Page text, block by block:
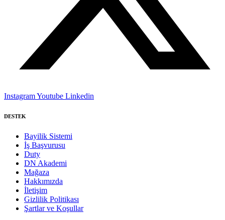
InstagramYoutube Linkedin
DESTEK
Bayilik Sistemi
İş Başvurusu
Duty
DN Akademi
Mağaza
Hakkımızda
İletişim
Gizlilik Politikası
Şartlar ve Koşullar